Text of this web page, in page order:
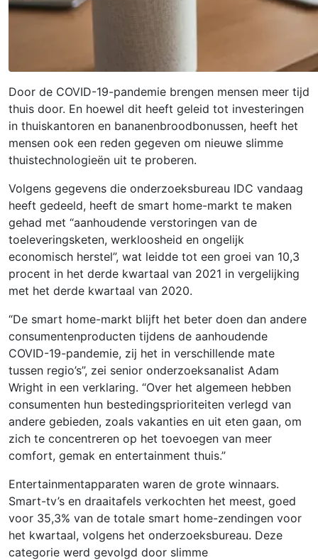
Door de COVID-19-pandemie brengen mensen meer tijd
thuis door. En hoewel dit heeft geleid tot investeringen
in thuiskantoren en bananenbroodbonussen, heeft het
mensen ook een reden gegeven om nieuwe slimme
thuistechnologieën uit te proberen.
Volgens gegevens die onderzoeksbureau IDC vandaag
heeft gedeeld, heeft de smart home-markt te maken
gehad met “aanhoudende verstoringen van de
toeleveringsketen, werkloosheid en ongelijk
economisch herstel”, wat leidde tot een groei van 10,3
procent in het derde kwartaal van 2021 in vergelijking
met het derde kwartaal van 2020.
“De smart home-markt blijft het beter doen dan andere
consumentenproducten tijdens de aanhoudende
COVID-19-pandemie, zij het in verschillende mate
tussen regio’s”, zei senior onderzoeksanalist Adam
Wright in een verklaring. “Over het algemeen hebben
consumenten hun bestedingsprioriteiten verlegd van
andere gebieden, zoals vakanties en uit eten gaan, om
zich te concentreren op het toevoegen van meer
comfort, gemak en entertainment thuis.”
Entertainmentapparaten waren de grote winnaars.
Smart-tv’s en draaitafels verkochten het meest, goed
voor 35,3% van de totale smart home-zendingen voor
het kwartaal, volgens het onderzoeksbureau. Deze
categorie werd gevolgd door slimme